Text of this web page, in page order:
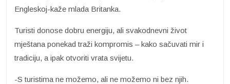
Engleskoj-kaže mlada Britanka.
Turisti donose dobru energiju, ali svakodnevni život
mještana ponekad traži kompromis – kako sačuvati mir i
tradiciju, a ipak otvoriti vrata svijetu.
-S turistima ne možemo, ali ne možemo ni bez njih.